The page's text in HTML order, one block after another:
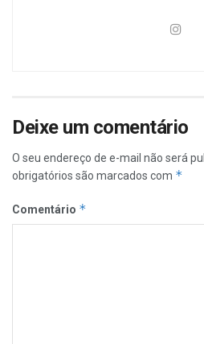
Deixe um comentário
O seu endereço de e-mail não será
obrigatórios são marcados com *
Comentário *